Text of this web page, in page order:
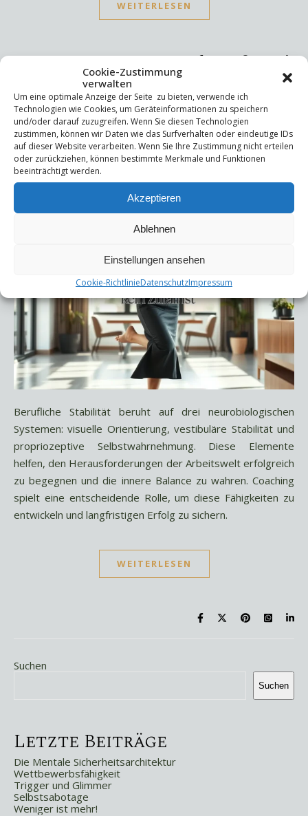
Cookie-Zustimmung
verwalten
Um eine optimale Anzeige der Seite zu bieten, verwende ich
Technologien wie Cookies, um Geräteinformationen zu speichern
und/oder darauf zuzugreifen. Wenn Sie diesen Technologien
zustimmen, können wir Daten wie das Surfverhalten oder eindeutige IDs
auf dieser Website verarbeiten. Wenn Sie Ihre Zustimmung nicht erteilen
oder zurückziehen, können bestimmte Merkmale und Funktionen
beeinträchtigt werden.
Akzeptieren
Ablehnen
Einstellungen ansehen
Cookie-RichtlinieDatenschutzImpressum
WEITERLESEN
PERSÖNLICHKEIT,SYSTEME,UNCATEGORIZED
Balance
7. Dezember 2025/ No Comments
Berufliche Stabilität beruht auf drei neurobiologischen
Systemen: visuelle Orientierung, vestibuläre Stabilität und
propriozeptive Selbstwahrnehmung. Diese Elemente
helfen, den Herausforderungen der Arbeitswelt erfolgreich
zu begegnen und die innere Balance zu wahren. Coaching
spielt eine entscheidende Rolle, um diese Fähigkeiten zu
entwickeln und langfristigen Erfolg zu sichern.
WEITERLESEN
Suchen
Suchen
Letzte Beiträge
Die Mentale Sicherheitsarchitektur
Wettbewerbsfähigkeit
Trigger und Glimmer
Selbstsabotage
Weniger ist mehr!